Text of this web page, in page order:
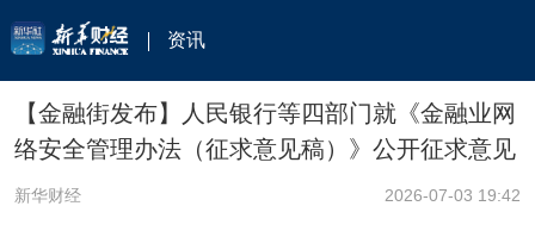
资讯
【金融街发布】人民银行等四部门就《金融业网
络安全管理办法（征求意见稿）》公开征求意见
新华财经 2026-07-03 19:42